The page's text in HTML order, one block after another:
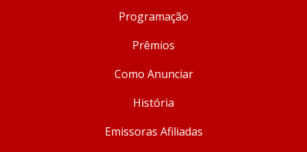
Programação
Prêmios
Como Anunciar
História
Emissoras Afiliadas